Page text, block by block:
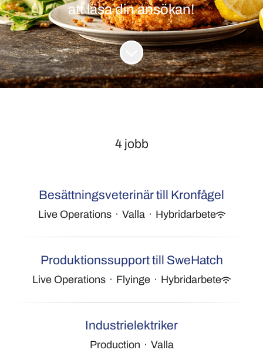
att läsa din ansökan!
Skrolla för mer innehåll
4 jobb
Besättningsveterinär till Kronfågel
Live Operations · Valla · Hybridarbete
Produktionssupport till SweHatch
Live Operations · Flyinge · Hybridarbete
Industrielektriker
Production · Valla